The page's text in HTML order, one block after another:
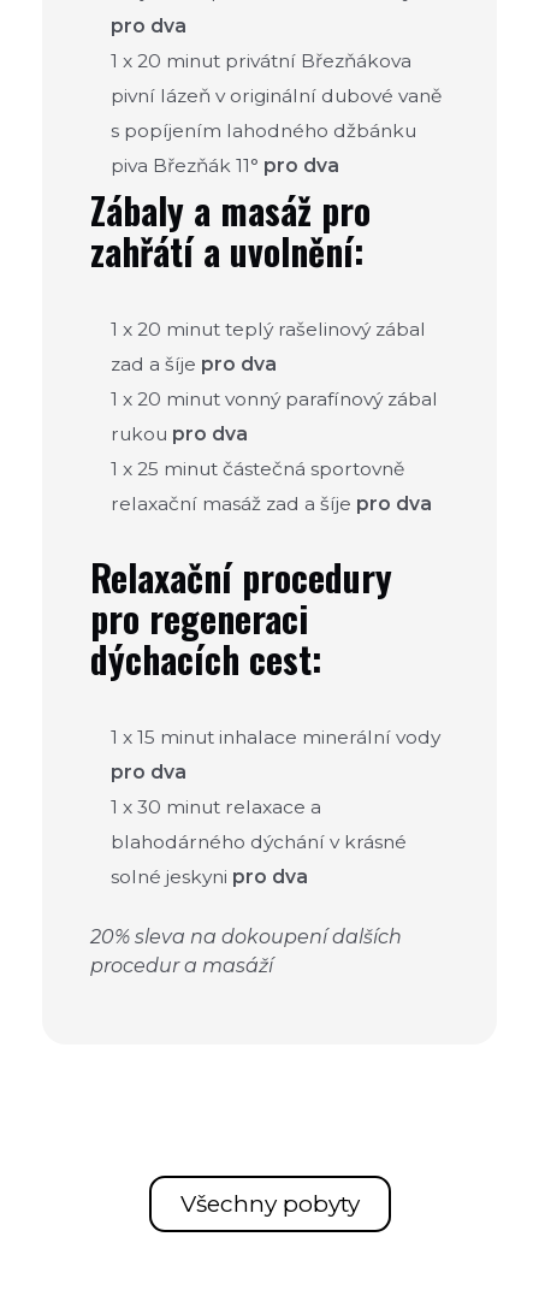
pro dva
1 x 20 minut privátní Březňákova
pivní lázeň v originální dubové vaně
s popíjením lahodného džbánku
piva Březňák 11° pro dva
Zábaly a masáž pro
zahřátí a uvolnění:
1 x 20 minut teplý rašelinový zábal
zad a šíje pro dva
1 x 20 minut vonný parafínový zábal
rukou pro dva
1 x 25 minut částečná sportovně
relaxační masáž zad a šíje pro dva
Relaxační procedury
pro regeneraci
dýchacích cest:
1 x 15 minut inhalace minerální vody
pro dva
1 x 30 minut relaxace a
blahodárného dýchání v krásné
solné jeskyni pro dva
20% sleva na dokoupení dalších
procedur a masáží
Všechny pobyty